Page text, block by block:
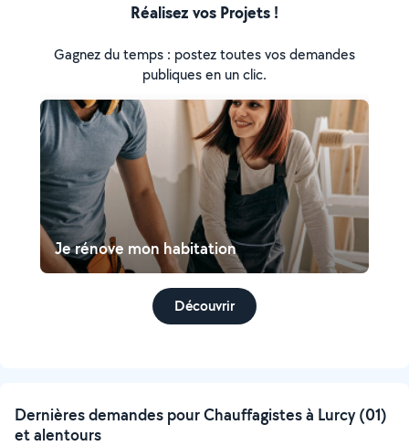
Réalisez vos Projets !
Gagnez du temps : postez toutes vos demandes
publiques en un clic.
Je rénove mon habitation
Découvrir
Dernières demandes pour Chauffagistes à Lurcy (01)
et alentours